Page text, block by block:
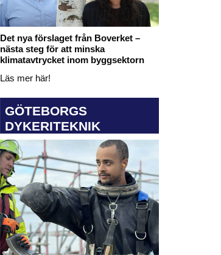
Det nya förslaget från Boverket –
nästa steg för att minska
klimatavtrycket inom byggsektorn
Läs mer här!
GÖTEBORGS
DYKERITEKNIK